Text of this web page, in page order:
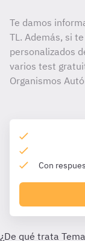
Te damos
TL. Además, si
personalizados
varios test
Organismos
Con